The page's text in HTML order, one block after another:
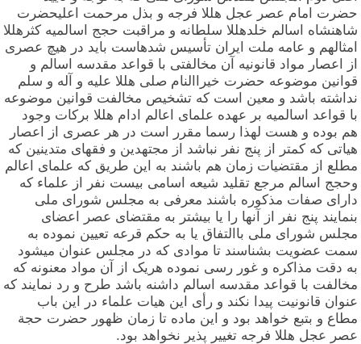
حضرت امام عصر عجل هللا فرجه و بذل مرحمت اعلیحضرت
شاهنشاه اسالم خلدهللا سلطانه و مراقبت حجج اسالمیه کثرهللا
امثالهم و عامه ملت ایران تأسیس شدهاست باید در هیچ عصری
از اعصار مواد قانونیه آن مخالفتی با قواعد مقدسه اسالم و
قوانین موضوعه حضرت خیراالنام صلی هللا علیه و آله و سلم
نداشته باشد و معین است که تشخیص مخالفت قوانین موضوعه
با قواعد اسالمیه بر عهده علمای اعالم ادام هللا برکات وجود
هم بوده و هست لهذا رسما مقرر است در هر عصری از اعصار
هیاتی که کمتر از پنج نفر نباشد از مجتهدین و فقهای متدینین که
مطلع از مقتضیات زمان هم باشند به این طریق که علمای اعالم
وحجج اسالم مرجع تقلید شیعه اسامی بیست نفر از علماء که
دارای صفات مذکوره باشند معرفی به مجلس شورای ملی
بنمایند پنج نفر از آنها را یا بیشتر به مقتضای عصر اعضای
مجلس شورای ملی باالتفاق یا به حکم قرعه تعیین نموده به
سمت عضویت بشناسند تا موادی که در مجلس عنوان میشود
به دقت مذاکره و غور رسی نموده هریک از آن مواد معنونه که
مخالفت با قواعد مقدسه اسالم داشنه باشد طرح و رد نمایند که
عنوان قانونیت پیدا نکند و رأی این هیات علماء در این باب
مطاع و بتبع خواهد بود و این ماده تا زمان ظهور حضرت حجة
عصر عجل هللا فرجه تغییر پذیر نخواهد بود.